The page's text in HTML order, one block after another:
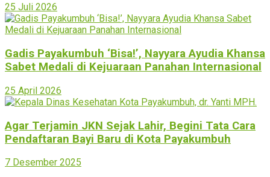
25 Juli 2026
Gadis Payakumbuh ‘Bisa!’, Nayyara Ayudia Khansa
Sabet Medali di Kejuaraan Panahan Internasional
25 April 2026
Agar Terjamin JKN Sejak Lahir, Begini Tata Cara
Pendaftaran Bayi Baru di Kota Payakumbuh
7 Desember 2025